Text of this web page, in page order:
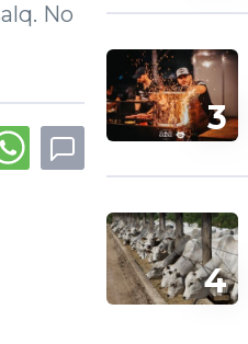
No
3
4